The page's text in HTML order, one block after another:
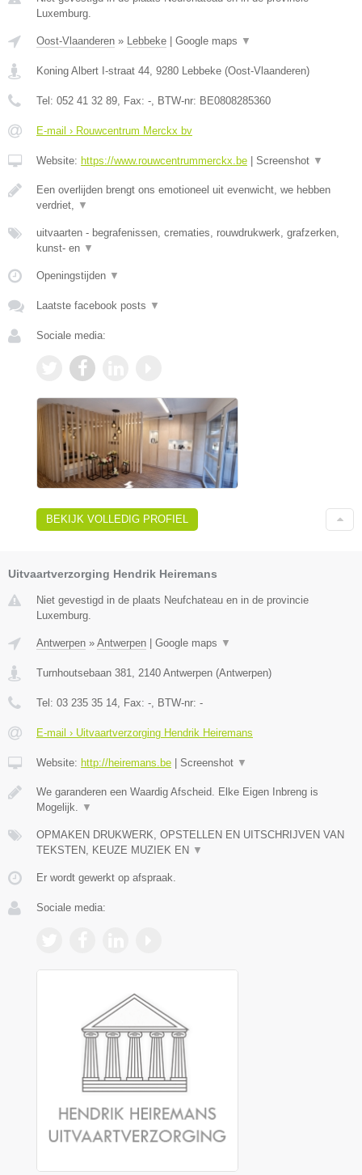
Luxemburg.
Oost-Vlaanderen » Lebbeke | Google maps ▼
Koning Albert I-straat 44 9280 Lebbeke (Oost-Vlaanderen)
Tel: 052 41 32 89 , Fax: - , BTW-nr: BE0808285360
E-mail › Rouwcentrum Merckx bv
Website: https://www.rouwcentrummerckx.be | Screenshot ▼
Een overlijden brengt ons emotioneel uit evenwicht, we hebben
verdriet,
▼
uitvaarten - begrafenissen, crematies, rouwdrukwerk, grafzerken,
kunst- en ▼
Openingstijden ▼
Laatste facebook posts ▼
Sociale media:
BEKIJK VOLLEDIG PROFIEL
Uitvaartverzorging Hendrik Heiremans
Niet gevestigd in de plaats Neufchateau en in de provincie
Luxemburg.
Antwerpen » Antwerpen Google maps ▼
Turnhoutsebaan 381 2140 Antwerpen (Antwerpen)
Tel: 03 235 35 14 , Fax: - , BTW-nr: -
E-mail › Uitvaartverzorging Hendrik Heiremans
Website: http://heiremans.be Screenshot ▼
We garanderen een Waardig Afscheid. Elke Eigen Inbreng is
Mogelijk.
▼
OPMAKEN DRUKWERK, OPSTELLEN EN UITSCHRIJVEN VAN
TEKSTEN, KEUZE MUZIEK EN ▼
Er wordt gewerkt op afspraak.
Sociale media: